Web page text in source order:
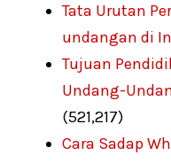
Tata Urutan
undangan di
Tujuan
Undang-
(521,217)
Cara Sadap